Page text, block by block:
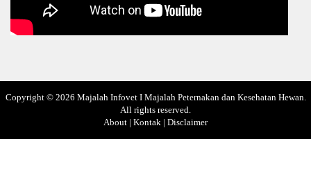
Copyright © 2026 Majalah Infovet I Majalah Peternakan dan Kesehatan Hewan.
All rights reserved.
About | Kontak | Disclaimer